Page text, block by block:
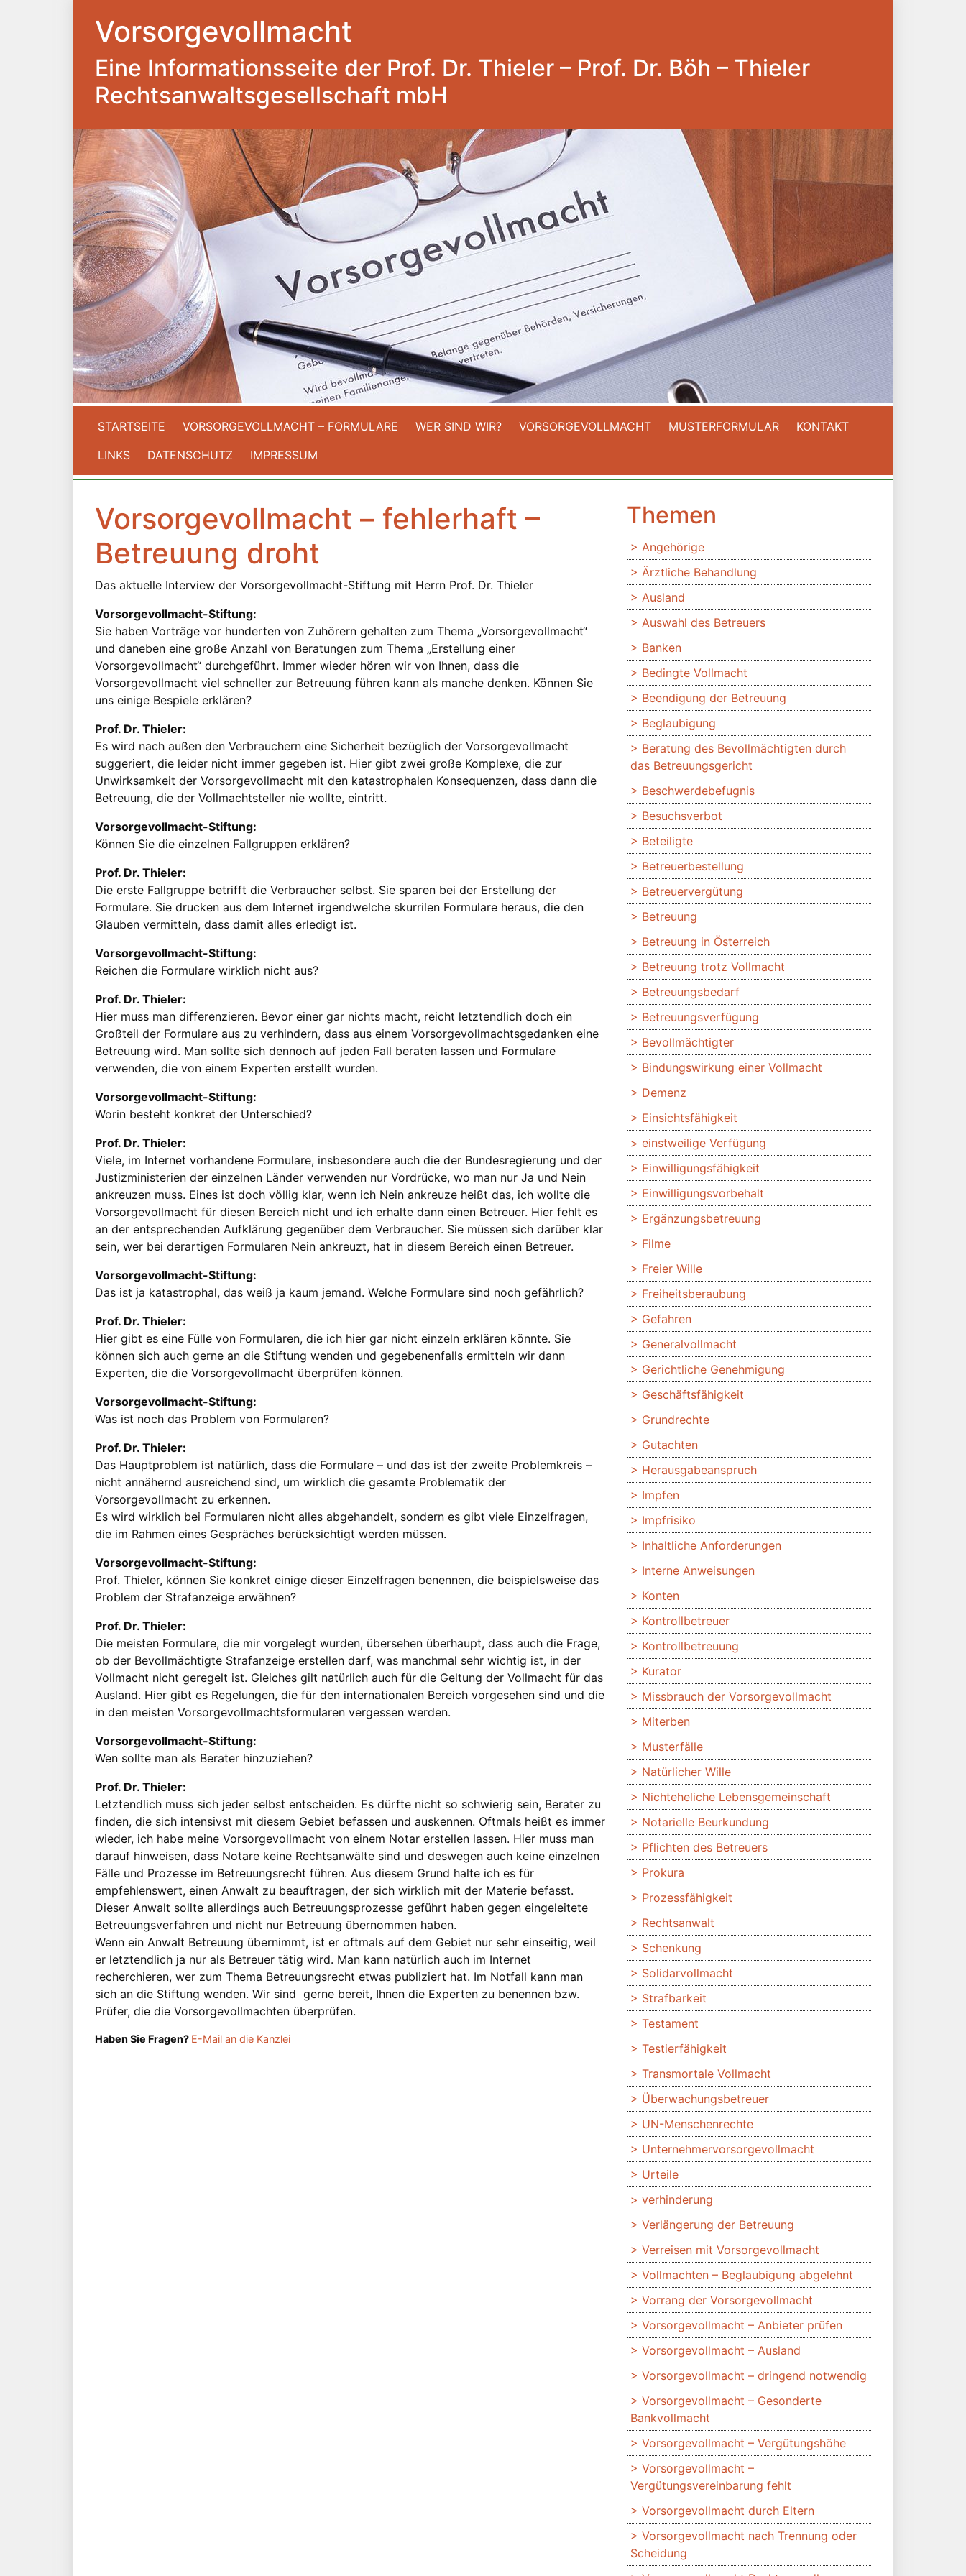
Vorsorgevollmacht
Eine Informationsseite der Prof. Dr. Thieler – Prof. Dr. Böh – Thieler
Rechtsanwaltsgesellschaft mbH
STARTSEITE VORSORGEVOLLMACHT – FORMULARE WER SIND WIR? VORSORGEVOLLMACHT MUSTERFORMULAR
KONTAKT
LINKS
DATENSCHUTZ IMPRESSUM
Vorsorgevollmacht – fehlerhaft –
Betreuung droht
Das aktuelle Interview der Vorsorgevollmacht-Stiftung mit Herrn Prof. Dr. Thieler
Vorsorgevollmacht-Stiftung:
Sie haben Vorträge vor hunderten von Zuhörern gehalten zum Thema „Vorsorgevollmacht“
und daneben eine große Anzahl von Beratungen zum Thema „Erstellung einer
Vorsorgevollmacht“ durchgeführt. Immer wieder hören wir von Ihnen, dass die
Vorsorgevollmacht viel schneller zur Betreuung führen kann als manche denken. Können Sie
uns einige Bespiele erklären?
Prof. Dr. Thieler:
Es wird nach außen den Verbrauchern eine Sicherheit bezüglich der Vorsorgevollmacht
suggeriert, die leider nicht immer gegeben ist. Hier gibt zwei große Komplexe, die zur
Unwirksamkeit der Vorsorgevollmacht mit den katastrophalen Konsequenzen, dass dann die
Betreuung, die der Vollmachtsteller nie wollte, eintritt.
Vorsorgevollmacht-Stiftung:
Können Sie die einzelnen Fallgruppen erklären?
Prof. Dr. Thieler:
Die erste Fallgruppe betrifft die Verbraucher selbst. Sie sparen bei der Erstellung der
Formulare. Sie drucken aus dem Internet irgendwelche skurrilen Formulare heraus, die den
Glauben vermitteln, dass damit alles erledigt ist.
Vorsorgevollmacht-Stiftung:
Reichen die Formulare wirklich nicht aus?
Prof. Dr. Thieler:
Hier muss man differenzieren. Bevor einer gar nichts macht, reicht letztendlich doch ein
Großteil der Formulare aus zu verhindern, dass aus einem Vorsorgevollmachtsgedanken eine
Betreuung wird. Man sollte sich dennoch auf jeden Fall beraten lassen und Formulare
verwenden, die von einem Experten erstellt wurden.
Vorsorgevollmacht-Stiftung:
Worin besteht konkret der Unterschied?
Prof. Dr. Thieler:
Viele, im Internet vorhandene Formulare, insbesondere auch die der Bundesregierung und der
Justizministerien der einzelnen Länder verwenden nur Vordrücke, wo man nur Ja und Nein
ankreuzen muss. Eines ist doch völlig klar, wenn ich Nein ankreuze heißt das, ich wollte die
Vorsorgevollmacht für diesen Bereich nicht und ich erhalte dann einen Betreuer. Hier fehlt es
an der entsprechenden Aufklärung gegenüber dem Verbraucher. Sie müssen sich darüber klar
sein, wer bei derartigen Formularen Nein ankreuzt, hat in diesem Bereich einen Betreuer.
Vorsorgevollmacht-Stiftung:
Das ist ja katastrophal, das weiß ja kaum jemand. Welche Formulare sind noch gefährlich?
Prof. Dr. Thieler:
Hier gibt es eine Fülle von Formularen, die ich hier gar nicht einzeln erklären könnte. Sie
können sich auch gerne an die Stiftung wenden und gegebenenfalls ermitteln wir dann
Experten, die die Vorsorgevollmacht überprüfen können.
Vorsorgevollmacht-Stiftung:
Was ist noch das Problem von Formularen?
Prof. Dr. Thieler:
Das Hauptproblem ist natürlich, dass die Formulare – und das ist der zweite Problemkreis –
nicht annähernd ausreichend sind, um wirklich die gesamte Problematik der
Vorsorgevollmacht zu erkennen.
Es wird wirklich bei Formularen nicht alles abgehandelt, sondern es gibt viele Einzelfragen,
die im Rahmen eines Gespräches berücksichtigt werden müssen.
Vorsorgevollmacht-Stiftung:
Prof. Thieler, können Sie konkret einige dieser Einzelfragen benennen, die beispielsweise das
Problem der Strafanzeige erwähnen?
Prof. Dr. Thieler:
Die meisten Formulare, die mir vorgelegt wurden, übersehen überhaupt, dass auch die Frage,
ob der Bevollmächtigte Strafanzeige erstellen darf, was manchmal sehr wichtig ist, in der
Vollmacht nicht geregelt ist. Gleiches gilt natürlich auch für die Geltung der Vollmacht für das
Ausland. Hier gibt es Regelungen, die für den internationalen Bereich vorgesehen sind und die
in den meisten Vorsorgevollmachtsformularen vergessen werden.
Vorsorgevollmacht-Stiftung:
Wen sollte man als Berater hinzuziehen?
Prof. Dr. Thieler:
Letztendlich muss sich jeder selbst entscheiden. Es dürfte nicht so schwierig sein, Berater zu
finden, die sich intensivst mit diesem Gebiet befassen und auskennen. Oftmals heißt es immer
wieder, ich habe meine Vorsorgevollmacht von einem Notar erstellen lassen. Hier muss man
darauf hinweisen, dass Notare keine Rechtsanwälte sind und deswegen auch keine einzelnen
Fälle und Prozesse im Betreuungsrecht führen. Aus diesem Grund halte ich es für
empfehlenswert, einen Anwalt zu beauftragen, der sich wirklich mit der Materie befasst.
Dieser Anwalt sollte allerdings auch Betreuungsprozesse geführt haben gegen eingeleitete
Betreuungsverfahren und nicht nur Betreuung übernommen haben.
Wenn ein Anwalt Betreuung übernimmt, ist er oftmals auf dem Gebiet nur sehr einseitig, weil
er letztendlich ja nur als Betreuer tätig wird. Man kann natürlich auch im Internet
recherchieren, wer zum Thema Betreuungsrecht etwas publiziert hat. Im Notfall kann man
sich an die Stiftung wenden. Wir sind gerne bereit, Ihnen die Experten zu benennen bzw.
Prüfer, die die Vorsorgevollmachten überprüfen.
Haben Sie Fragen? E-Mail an die Kanzlei
Themen
Angehörige
Ärztliche Behandlung
Ausland
Auswahl des Betreuers
Banken
Bedingte Vollmacht
Beendigung der Betreuung
Beglaubigung
Beratung des Bevollmächtigten durch
das Betreuungsgericht
Beschwerdebefugnis
Besuchsverbot
Beteiligte
Betreuerbestellung
Betreuervergütung
Betreuung
Betreuung in Österreich
Betreuung trotz Vollmacht
Betreuungsbedarf
Betreuungsverfügung
Bevollmächtigter
Bindungswirkung einer Vollmacht
Demenz
Einsichtsfähigkeit
einstweilige Verfügung
Einwilligungsfähigkeit
Einwilligungsvorbehalt
Ergänzungsbetreuung
Filme
Freier Wille
Freiheitsberaubung
Gefahren
Generalvollmacht
Gerichtliche Genehmigung
Geschäftsfähigkeit
Grundrechte
Gutachten
Herausgabeanspruch
Impfen
Impfrisiko
Inhaltliche Anforderungen
Interne Anweisungen
Konten
Kontrollbetreuer
Kontrollbetreuung
Kurator
Missbrauch der Vorsorgevollmacht
Miterben
Musterfälle
Natürlicher Wille
Nichteheliche Lebensgemeinschaft
Notarielle Beurkundung
Pflichten des Betreuers
Prokura
Prozessfähigkeit
Rechtsanwalt
Schenkung
Solidarvollmacht
Strafbarkeit
Testament
Testierfähigkeit
Transmortale Vollmacht
Überwachungsbetreuer
UN-Menschenrechte
Unternehmervorsorgevollmacht
Urteile
verhinderung
Verlängerung der Betreuung
Verreisen mit Vorsorgevollmacht
Vollmachten – Beglaubigung abgelehnt
Vorrang der Vorsorgevollmacht
Vorsorgevollmacht – Anbieter prüfen
Vorsorgevollmacht – Ausland
Vorsorgevollmacht – dringend notwendig
Vorsorgevollmacht – Gesonderte
Bankvollmacht
Vorsorgevollmacht – Vergütungshöhe
Vorsorgevollmacht –
Vergütungsvereinbarung fehlt
Vorsorgevollmacht durch Eltern
Vorsorgevollmacht nach Trennung oder
Scheidung